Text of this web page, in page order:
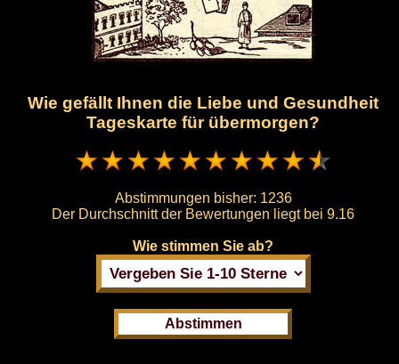
Wie gefällt Ihnen die Liebe und Gesundheit
Tageskarte für übermorgen?
Abstimmungen bisher: 1236
Der Durchschnitt der Bewertungen liegt bei 9.16
Wie stimmen Sie ab?